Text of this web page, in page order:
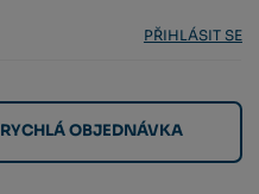
PŘIHLÁSIT SE
RYCHLÁ OBJEDNÁVKA